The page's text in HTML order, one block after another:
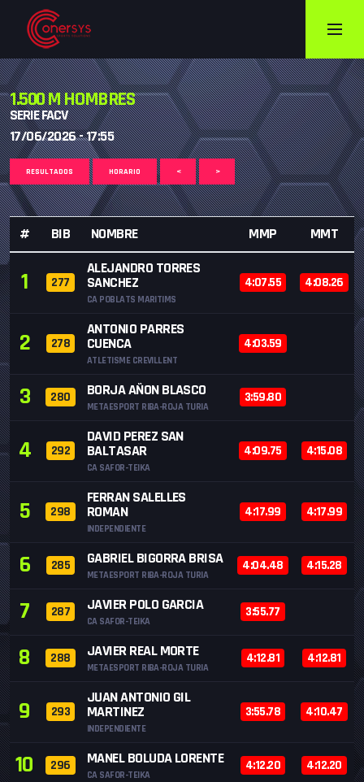
1.500 M HOMBRES
SERIE FACV
17/06/2026 - 17:55
RESULTADOS HORARIO < >
# BIB NOMBRE MMP MMT
1 277
ALEJANDRO TORRES
SANCHEZ
CA POBLATS MARITIMS
4:07.55 4:08.26
2 278
ANTONIO PARRES
CUENCA
ATLETISME CREVILLENT
4:03.59
3 280 BORJA AÑON BLASCO
METAESPORT RIBA-ROJA TURIA
3:59.80
4 292
DAVID PEREZ SAN
BALTASAR
CA SAFOR-TEIKA
4:09.75 4:15.08
5 298
FERRAN SALELLES
ROMAN
INDEPENDIENTE
4:17.99 4:17.99
6 285 GABRIEL BIGORRA BRISA
METAESPORT RIBA-ROJA TURIA
4:04.48 4:15.28
7 287 JAVIER POLO GARCIA
CA SAFOR-TEIKA
3:55.77
8 288 JAVIER REAL MORTE
METAESPORT RIBA-ROJA TURIA
4:12.81 4:12.81
9 293
JUAN ANTONIO GIL
MARTINEZ
INDEPENDIENTE
3:55.78 4:10.47
10 296 MANEL BOLUDA LORENTE
CA SAFOR-TEIKA
4:12.20 4:12.20